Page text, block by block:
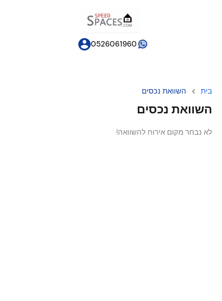
0526061960
בית השוואת נכסים
השוואת נכסים
לא נבחר מקום אירוח להשוואה!